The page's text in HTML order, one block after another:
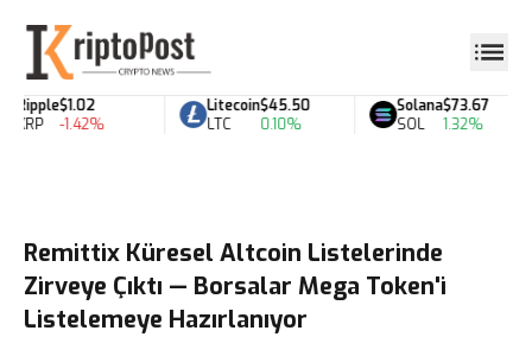
Ripple
XRP
$1.02
-1.42%
Litecoin
LTC
$45.50
0.10%
Solana
SOL
$73.67
1.32%
Remittix Küresel Altcoin Listelerinde
Zirveye Çıktı — Borsalar Mega Token'i
Listelemeye Hazırlanıyor